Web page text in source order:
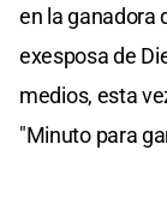
en la ganadora
exesposa de
medios, esta
"Minuto para